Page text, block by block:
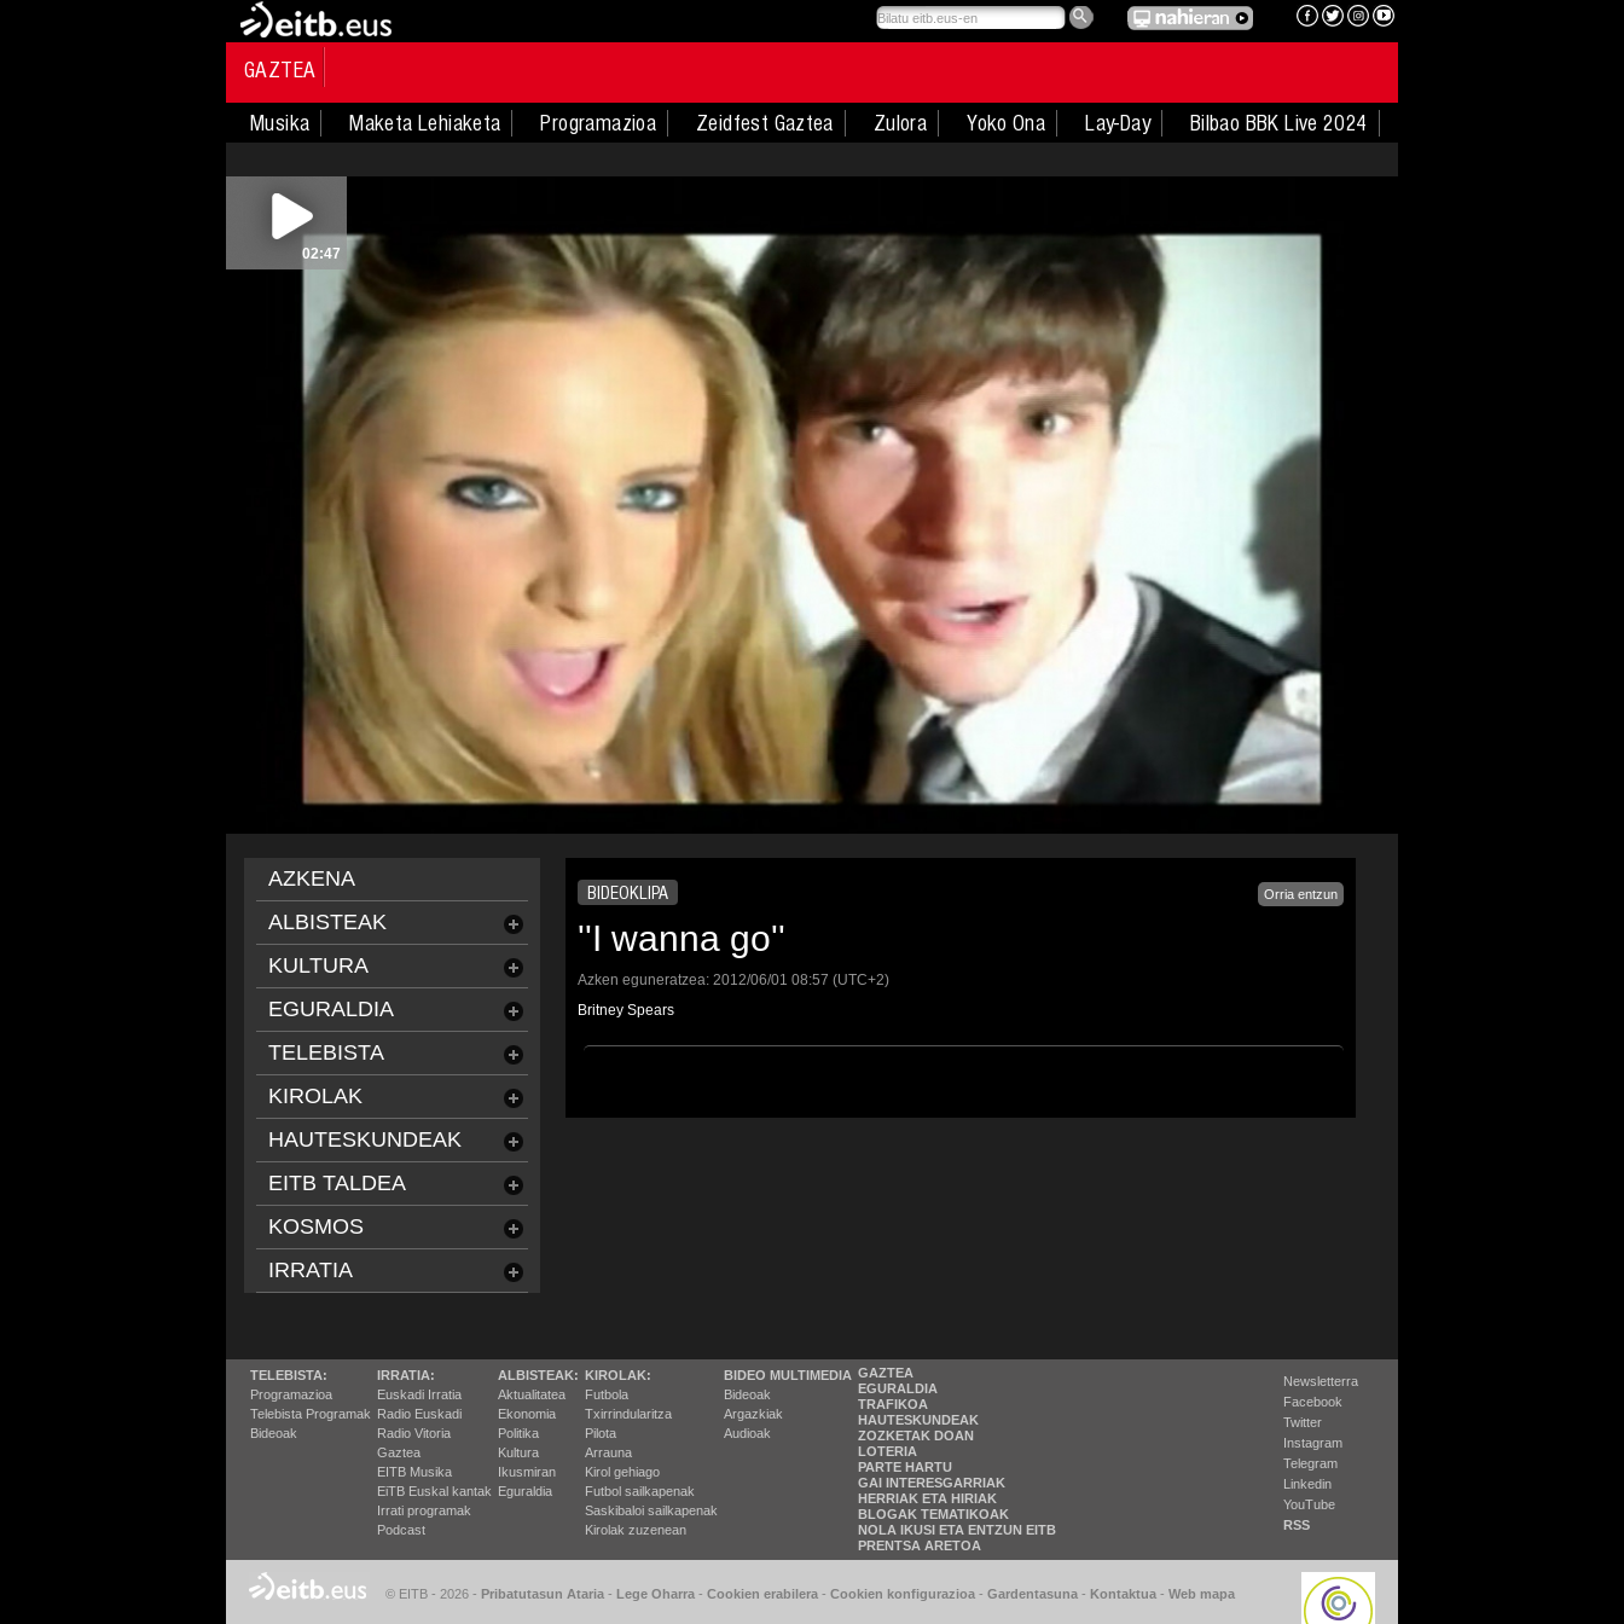
GAZTEA
Musika
Maketa Lehiaketa Programazioa Zeidfest Gaztea Zulora Yoko Ona Lay-Day Bilbao BBK Live 2024
02:47
BIDEOKLIPA Orria entzun
''I wanna go''
Azken eguneratzea: 2012/06/01 08:57 (UTC+2)
Britney Spears
AZKENA
ALBISTEAK
KULTURA
EGURALDIA
TELEBISTA
KIROLAK
HAUTESKUNDEAK
EITB TALDEA
KOSMOS
IRRATIA
TELEBISTA:
Programazioa
Telebista Programak
Bideoak
IRRATIA:
Euskadi Irratia
Radio Euskadi
Radio Vitoria
Gaztea
EITB Musika
EiTB Euskal kantak
Irrati programak
Podcast
ALBISTEAK:
Aktualitatea
Ekonomia
Politika
Kultura
Ikusmiran
Eguraldia
KIROLAK:
Futbola
Txirrindularitza
Pilota
Arrauna
Kirol gehiago
Futbol sailkapenak
Saskibaloi sailkapenak
Kirolak zuzenean
BIDEO MULTIMEDIA
Bideoak
Argazkiak
Audioak
GAZTEA
EGURALDIA
TRAFIKOA
HAUTESKUNDEAK
ZOZKETAK DOAN
LOTERIA
PARTE HARTU
GAI INTERESGARRIAK
HERRIAK ETA HIRIAK
BLOGAK TEMATIKOAK
NOLA IKUSI ETA ENTZUN EITB
PRENTSA ARETOA
Newsletterra
Facebook
Twitter
Instagram
Telegram
Linkedin
YouTube
RSS
© EITB - 2026 - Pribatutasun Ataria - Lege Oharra - Cookien erabilera - Cookien konfigurazioa - Gardentasuna - Kontaktua - Web mapa